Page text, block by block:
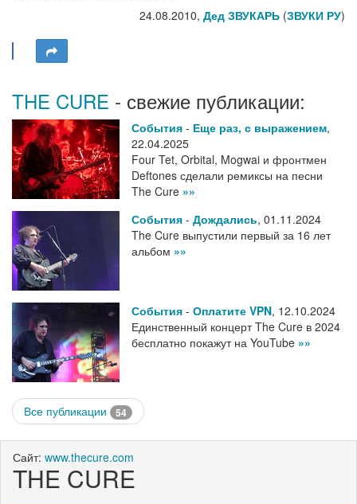
24.08.2010, Дед ЗВУКАРЬ (ЗВУКИ РУ)
THE CURE - свежие публикации:
События - Еще раз, с выражением,
22.04.2025
Four Tet, Orbital, Mogwai и фронтмен
Deftones сделали ремиксы на песни
The Cure »»
События - Дождались, 01.11.2024
The Cure выпустили первый за 16 лет
альбом »»
События - Оплатите VPN, 12.10.2024
Единственный концерт The Cure в 2024
бесплатно покажут на YouTube »»
Все публикации 54
Сайт: www.thecure.com
THE CURE